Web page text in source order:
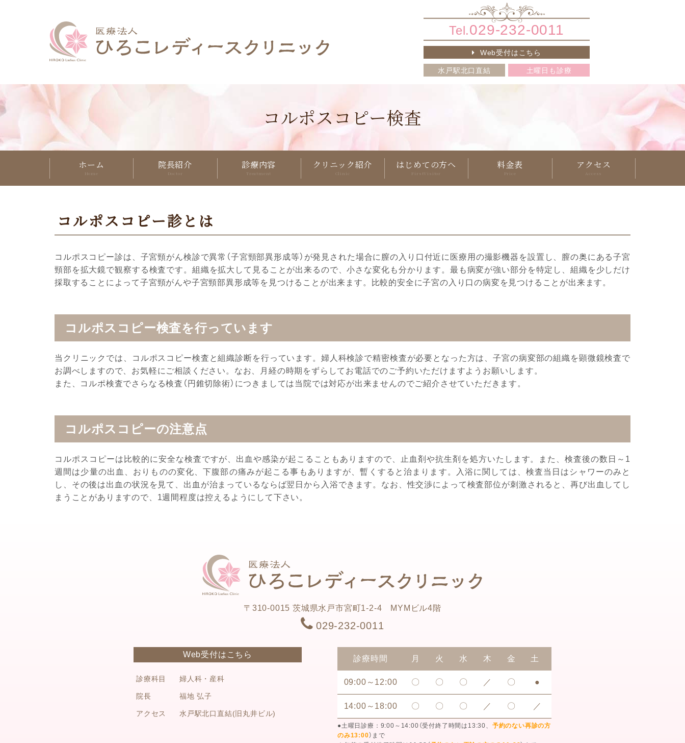
Tel.029-232-0011
Web受付はこちら
水戸駅北口直結 土曜日も診療
コルポスコピー検査
ホーム 院長紹介 診療内容 クリニック紹介 はじめての方へ 料金表 アクセス
コルポスコピー診とは
コルポスコピー診は、子宮頸がん検診で異常（子宮頸部異形成等）が発見された場合に膣の入り口付近に医療用の撮影機器を設置し、膣の奥にある子宮
頸部を拡大鏡で観察する検査です。組織を拡大して見ることが出来るので、小さな変化も分かります。最も病変が強い部分を特定し、組織を少しだけ
採取することによって子宮頸がんや子宮頸部異形成等を見つけることが出来ます。比較的安全に子宮の入り口の病変を見つけることが出来ます。
コルポスコピー検査を行っています
当クリニックでは、コルポスコピー検査と組織診断を行っています。婦人科検診で精密検査が必要となった方は、子宮の病変部の組織を顕微鏡検査で
お調べしますので、お気軽にご相談ください。なお、月経の時期をずらしてお電話でのご予約いただけますようお願いします。
また、コルポ検査でさらなる検査（円錐切除術）につきましては当院では対応が出来ませんのでご紹介させていただきます。
コルポスコピーの注意点
コルポスコピーは比較的に安全な検査ですが、出血や感染が起こることもありますので、止血剤や抗生剤を処方いたします。また、検査後の数日～1
週間は少量の出血、おりものの変化、下腹部の痛みが起こる事もありますが、暫くすると治まります。入浴に関しては、検査当日はシャワーのみと
し、その後は出血の状況を見て、出血が治まっているならば翌日から入浴できます。なお、性交渉によって検査部位が刺激されると、再び出血してし
まうことがありますので、1週間程度は控えるようにして下さい。
〒310-0015茨城県水戸市宮町1-2-4 MYMビル4階
029-232-0011
Web受付はこちら
診療科目 婦人科・産科
院長 福地 弘子
アクセス 水戸駅北口直結(旧丸井ビル)
●土曜日診療：9:00～14:00（受付終了時間は13:30、 予約のない再診の方
のみ13:00）まで
診療時間 月 火 水 木 金 土
09:00～12:00 〇 〇 〇 ／ 〇 ●
14:00～18:00 〇 〇 〇 ／ 〇 ／